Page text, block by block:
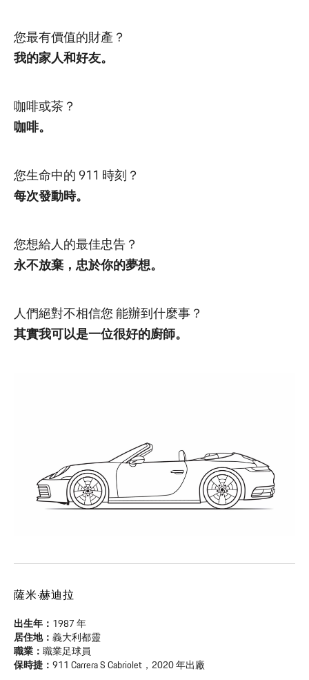
您最有價值的財產？
我的家人和好友。
咖啡或茶？
咖啡。
您生命中的 911 時刻？
每次發動時。
您想給人的最佳忠告？
永不放棄，忠於你的夢想。
人們絕對不相信您 能辦到什麼事？
其實我可以是一位很好的廚師。
薩米·赫迪拉
出生年： 1987 年
居住地： 義大利都靈
職業： 職業足球員
保時捷： 911 Carrera S Cabriolet，2020 年出廠